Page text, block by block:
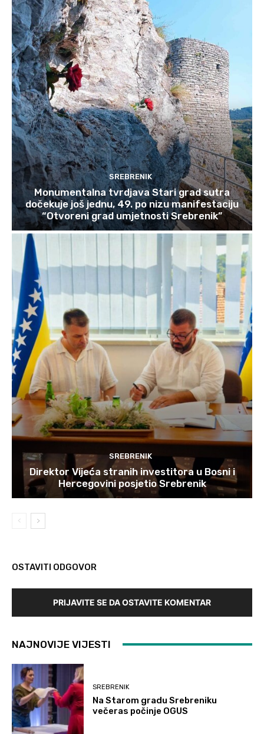
SREBRENIK
Monumentalna tvrdjava Stari grad sutra
dočekuje još jednu, 49. po nizu manifestaciju
“Otvoreni grad umjetnosti Srebrenik”
SREBRENIK
Direktor Vijeća stranih investitora u Bosni i
Hercegovini posjetio Srebrenik
OSTAVITI ODGOVOR
PRIJAVITE SE DA OSTAVITE KOMENTAR
NAJNOVIJE VIJESTI
SREBRENIK
Na Starom gradu Srebreniku
večeras počinje OGUS